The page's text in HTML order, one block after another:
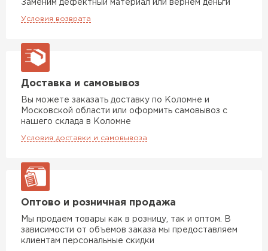
Заменим дефектный материал или вернём деньги
Условия возврата
Доставка и самовывоз
Вы можете заказать доставку по Коломне и
Московской области или оформить самовывоз с
нашего склада в Коломне
Условия доставки и самовывоза
Оптово и розничная продажа
Мы продаем товары как в розницу, так и оптом. В
зависимости от объемов заказа мы предоставляем
клиентам персональные скидки
ПЕРЕЙТИ